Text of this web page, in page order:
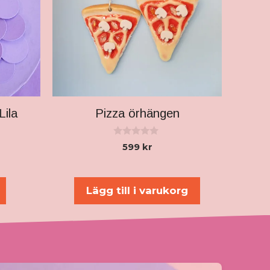
Pizza örhängen
599 kr
Lägg till i varukorg